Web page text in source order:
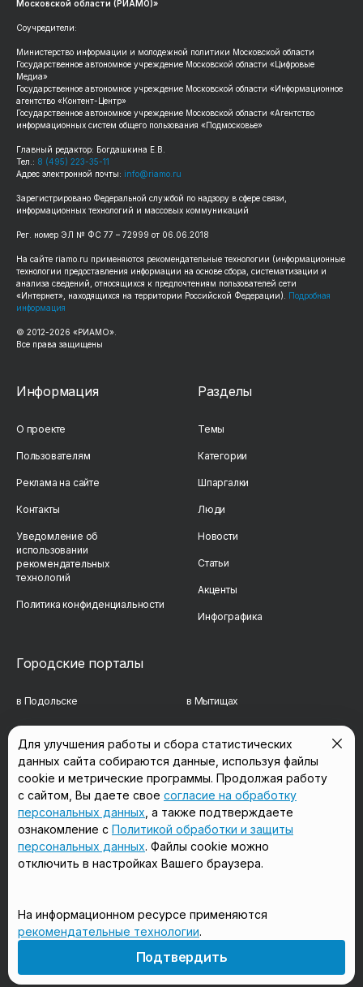
Московской области (РИАМО)»
Соучредители:
Министерство информации и молодежной политики Московской области
Государственное автономное учреждение Московской области «Цифровые
Медиа»
Государственное автономное учреждение Московской области «Информационное
агентство «Контент-Центр»
Государственное автономное учреждение Московской области «Агентство
информационных систем общего пользования «Подмосковье»
Главный редактор: Богдашкина Е.В.
Тел.: 8 (495) 223-35-11
Адрес электронной почты: info@riamo.ru
Зарегистрировано Федеральной службой по надзору в сфере связи,
информационных технологий и массовых коммуникаций
Рег. номер ЭЛ № ФС 77 – 72999 от 06.06.2018
На сайте riamo.ru применяются рекомендательные технологии (информационные
технологии предоставления информации на основе сбора, систематизации и
анализа сведений, относящихся к предпочтениям пользователей сети
«Интернет», находящихся на территории Российской Федерации). Подробная
информация
© 2012-2026 «РИАМО».
Все права защищены
Информация
О проекте
Пользователям
Реклама на сайте
Контакты
Уведомление об
использовании
рекомендательных
технологий
Политика конфиденциальности
Разделы
Темы
Категории
Шпаргалки
Люди
Новости
Статьи
Акценты
Инфографика
Городские порталы
в Подольске в Мытищах
в Сергиевом Посаде в Люберцах
в Красногорске в Королёве
в Домодедово в Щёлково
18+
Мы в соцсетях
Для улучшения работы и сбора статистических
данных сайта собираются данные, используя файлы
cookie и метрические программы. Продолжая работу
с сайтом, Вы даете свое согласие на обработку
персональных данных , а также подтверждаете
ознакомление с Политикой обработки и защиты
персональных данных. Файлы cookie можно
отключить в настройках Вашего браузера.
На информационном ресурсе применяются
рекомендательные технологии.
Подтвердить